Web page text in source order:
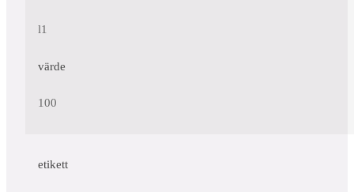
l1
värde
100
etikett